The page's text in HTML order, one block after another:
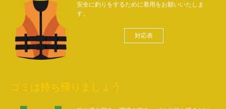
安全に釣りをするために着用をお願いいたしま
す。
対応表
ゴミは持ち帰りましょう